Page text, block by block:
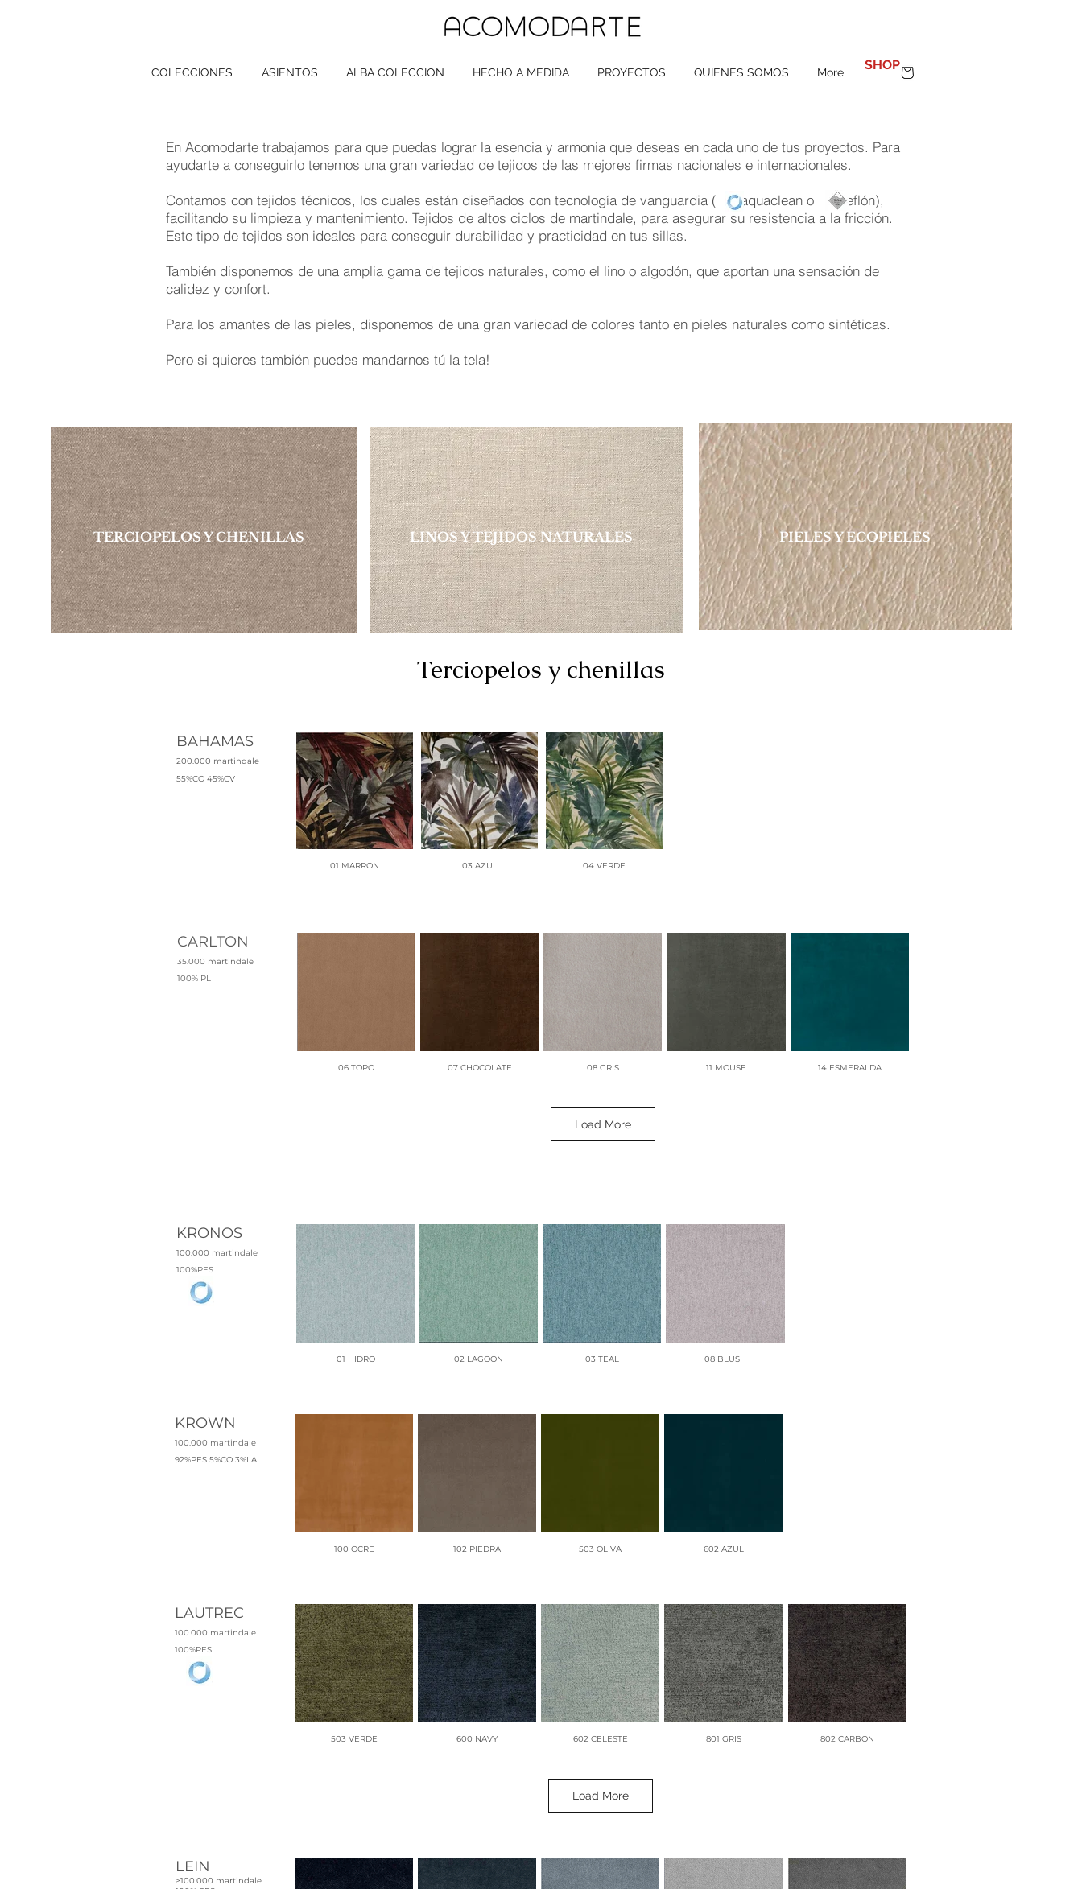
COLECCIONES ASIENTOS ALBA COLECCION HECHO A MEDIDA PROYECTOS QUIENES SOMOS More SHOP
Contamos con tejidos técnicos, los cuales están diseñados con tecnología de vanguardia ( aquaclean o teflón),
facilitando su limpieza y mantenimiento. Tejidos de altos ciclos de martindale, para asegurar su resistencia a la fricción.
Este tipo de tejidos son ideales para conseguir durabilidad y practicidad en tus sillas.
También disponemos de una amplia gama de tejidos naturales, como el lino o algodón, que aportan una sensación de
calidez y confort.
Para los amantes de las pieles, disponemos de una gran variedad de colores tanto en pieles naturales como sintéticas.
Pero si quieres también puedes mandarnos tú la tela!
En Acomodarte trabajamos para que puedas lograr la esencia y armonia que deseas en cada uno de tus proyectos. Para
ayudarte a conseguirlo tenemos una gran variedad de tejidos de las mejores firmas nacionales e internacionales.
TERCIOPELOS Y CHENILLAS LINOS Y TEJIDOS NATURALES PIELES Y ECOPIELES
Terciopelos y chenillas
BAHAMAS
200.000 martindale
55%CO 45%CV
01 MARRON 03 AZUL 04 VERDE
CARLTON
35.000 martindale
100% PL
06 TOPO 07 CHOCOLATE 08 GRIS 11 MOUSE 14 ESMERALDA
17 AGUAMARINA 18 SKY 18 SKY 19 ROSA
Load More
KRONOS
100.000 martindale
100%PES
01 HIDRO 02 LAGOON 03 TEAL 08 BLUSH
KROWN
100.000 martindale
92%PES 5%CO 3%LA
100 OCRE 102 PIEDRA 503 OLIVA 602 AZUL
LAUTREC
100.000 martindale
100%PES
503 VERDE 600 NAVY 602 CELESTE 801 GRIS 802 CARBON
Load More
LEIN
>100.000 martindale